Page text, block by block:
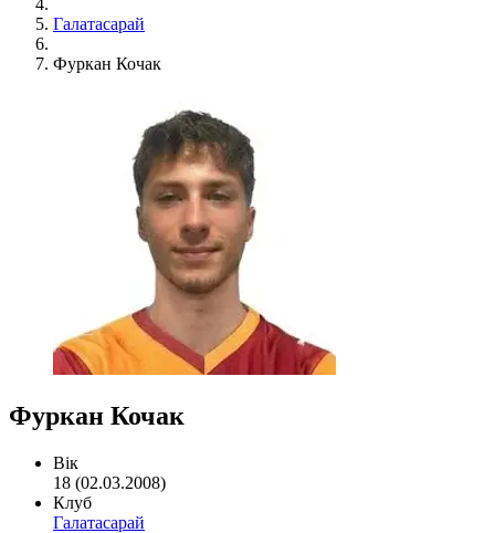
Галатасарай
Фуркан Кочак
Фуркан Кочак
Вік
18 (02.03.2008)
Клуб
Галатасарай